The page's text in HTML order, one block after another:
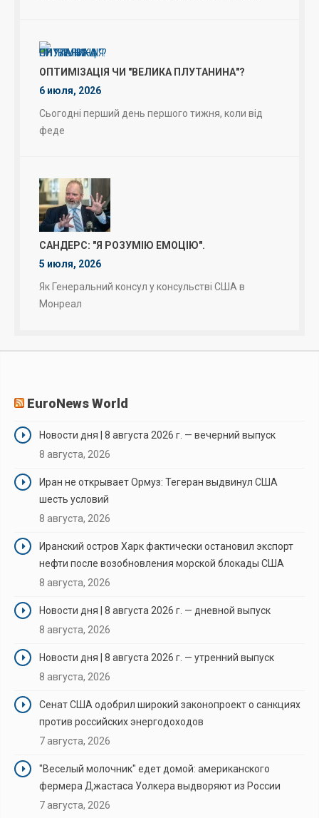
ОПТИМІЗАЦІЯ ЧИ "ВЕЛИКА ПЛУТАНИНА"?
6 июля, 2026
Сьогодні перший день першого тижня, коли від
феде
САНДЕРС: "Я РОЗУМІЮ ЕМОЦІЮ".
5 июля, 2026
Як Генеральний консул у консульстві США в
Монреал
EuroNews World
Новости дня | 8 августа 2026 г. — вечерний выпуск
8 августа, 2026
Иран не открывает Ормуз: Тегеран выдвинул США
шесть условий
8 августа, 2026
Иранский остров Харк фактически остановил экспорт
нефти после возобновления морской блокады США
8 августа, 2026
Новости дня | 8 августа 2026 г. — дневной выпуск
8 августа, 2026
Новости дня | 8 августа 2026 г. — утренний выпуск
8 августа, 2026
Сенат США одобрил широкий законопроект о санкциях
против российских энергодоходов
7 августа, 2026
"Веселый молочник" едет домой: американского
фермера Джастаса Уолкера выдворяют из России
7 августа, 2026